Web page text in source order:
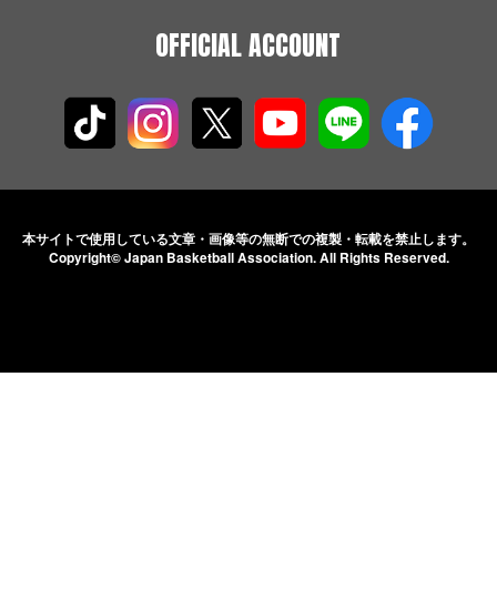
OFFICIAL ACCOUNT
本サイトで使用している文章・画像等の無断での複製・転載を禁止します。
Copyright© Japan Basketball Association.All Rights Reserved.